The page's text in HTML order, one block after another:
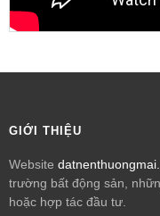
GIỚI THIỆU
Website
trường bất động sản,
hoặc hợp tác đầu tư.